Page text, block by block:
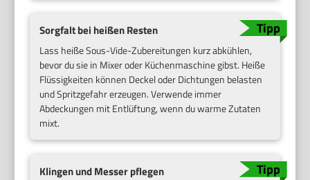
Sorgfalt bei heißen Resten
Lass heiße Sous-Vide-Zubereitungen kurz abkühlen,
bevor du sie in Mixer oder Küchenmaschine gibst. Heiße
Flüssigkeiten können Deckel oder Dichtungen belasten
und Spritzgefahr erzeugen. Verwende immer
Abdeckungen mit Entlüftung, wenn du warme Zutaten
mixt.
Klingen und Messer pflegen